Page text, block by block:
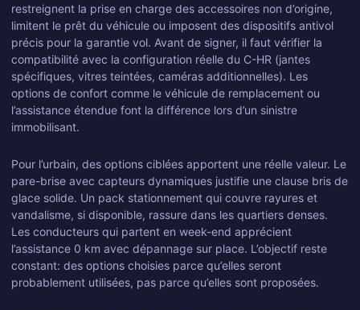
restreignent la prise en charge des accessoires non d’origine,
limitent le prêt du véhicule ou imposent des dispositifs antivol
précis pour la garantie vol. Avant de signer, il faut vérifier la
compatibilité avec la configuration réelle du C-HR (jantes
spécifiques, vitres teintées, caméras additionnelles). Les
options de confort comme le véhicule de remplacement ou
l’assistance étendue font la différence lors d’un sinistre
immobilisant.
Pour l’urbain, des options ciblées apportent une réelle valeur. Le
pare-brise avec capteurs dynamiques justifie une clause bris de
glace solide. Un pack stationnement qui couvre rayures et
vandalisme, si disponible, rassure dans les quartiers denses.
Les conducteurs qui partent en week-end apprécient
l’assistance 0 km avec dépannage sur place. L’objectif reste
constant: des options choisies parce qu’elles seront
probablement utilisées, pas parce qu’elles sont proposées.